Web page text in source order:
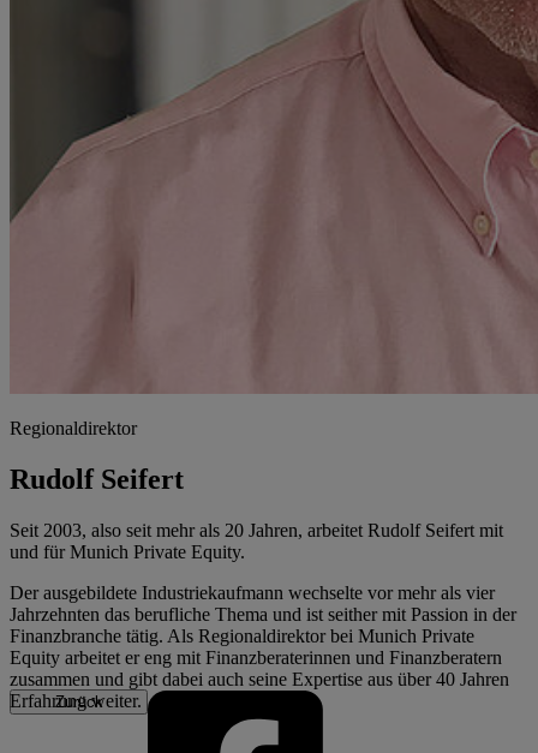
Regionaldirektor
Rudolf Seifert
Seit 2003, also seit mehr als 20 Jahren, arbeitet Rudolf Seifert mit
und für Munich Private Equity.
Der ausgebildete Industriekaufmann wechselte vor mehr als vier
Jahrzehnten das berufliche Thema und ist seither mit Passion in der
Finanzbranche tätig. Als Regionaldirektor bei Munich Private
Equity arbeitet er eng mit Finanzberaterinnen und Finanzberatern
zusammen und gibt dabei auch seine Expertise aus über 40 Jahren
Erfahrung weiter.